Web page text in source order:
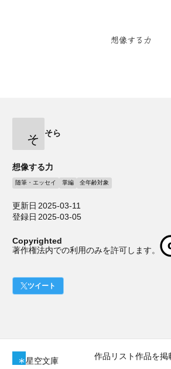
想像する力
そ そら
想像する力
随筆・エッセイ 掌編 全年齢対象
更新日 2025-03-11
登録日 2025-03-05
Copyrighted
著作権法内での利用のみを許可します。
ツイート
星空文庫 作品リスト作品を掲